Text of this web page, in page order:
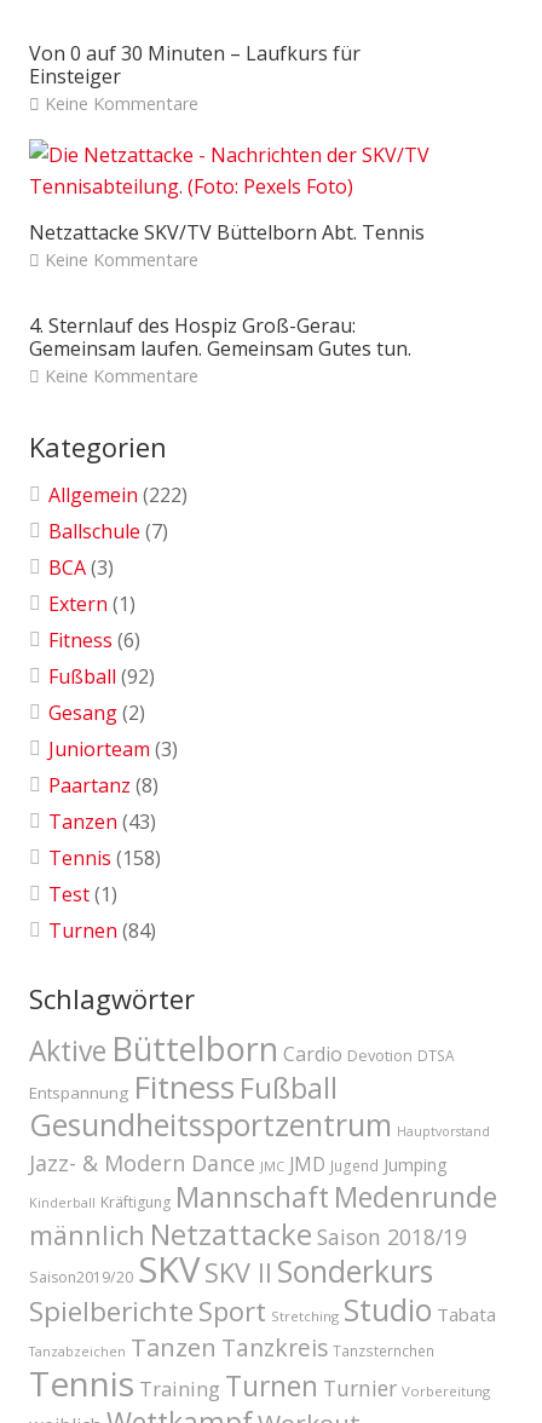
Von 0 auf 30 Minuten – Laufkurs für
Einsteiger
Keine Kommentare
Netzattacke SKV/TV Büttelborn Abt. Tennis
Keine Kommentare
4. Sternlauf des Hospiz Groß-Gerau:
Gemeinsam laufen. Gemeinsam Gutes tun.
Keine Kommentare
Kategorien
Allgemein (222)
Ballschule (7)
BCA(3)
Extern (1)
Fitness (6)
Fußball (92)
Gesang(2)
Juniorteam (3)
Paartanz (8)
Tanzen (43)
Tennis (158)
Test(1)
Turnen (84)
Schlagwörter
Aktive Büttelborn Cardio Devotion DTSA
Entspannung Fitness Fußball
Gesundheitssportzentrum Hauptvorstand
Jazz- & Modern Dance JMC JMD Jugend Jumping
Kinderball Kräftigung Mannschaft Medenrunde
männlich Netzattacke Saison 2018/19
Saison2019/20 SKVSKV II Sonderkurs
Spielberichte Sport Stretching Studio Tabata
Tanzabzeichen Tanzen Tanzkreis Tanzsternchen
Tennis Training Turnen Turnier Vorbereitung